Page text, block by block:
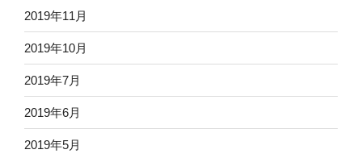
2019年11月
2019年10月
2019年7月
2019年6月
2019年5月